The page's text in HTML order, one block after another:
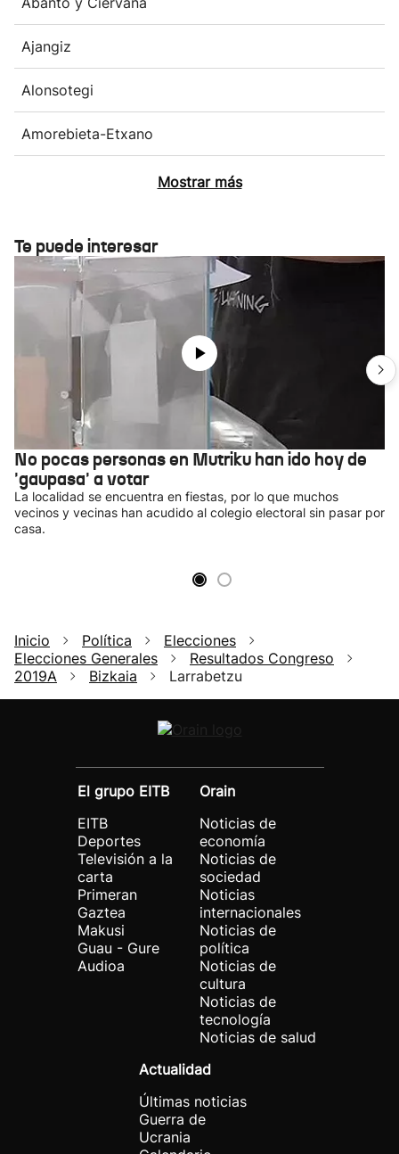
Ajangiz
Alonsotegi
Amorebieta-Etxano
Mostrar más
Te puede interesar
No pocas personas en Mutriku han ido hoy de
'gaupasa' a votar
La localidad se encuentra en fiestas, por lo que muchos
vecinos y vecinas han acudido al colegio electoral sin pasar por
casa.
Inicio Política
Elecciones
Elecciones Generales
Resultados Congreso
2019A
Bizkaia Larrabetzu
El grupo EITB
EITB
Deportes
Televisión a la
carta
Primeran
Gaztea
Makusi
Guau - Gure
Audioa
Orain
Noticias de
economía
Noticias de
sociedad
Noticias
internacionales
Noticias de
política
Noticias de
cultura
Noticias de
tecnología
Noticias de salud
Actualidad
Últimas noticias
Guerra de
Ucrania